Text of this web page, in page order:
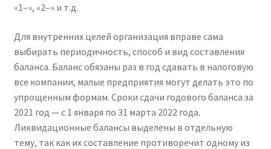
«1–», «2–» и т.д.
Для внутренних целей организация вправе сама
выбирать периодичность, способ и вид составления
баланса. Баланс обязаны раз в год сдавать в налоговую
все компании, малые предприятия могут делать это по
упрощенным формам. Сроки сдачи годового баланса за
2021 год — с 1 января по 31 марта 2022 года.
Ликвидационные балансы выделены в отдельную
тему, так как их составление противоречит одному из